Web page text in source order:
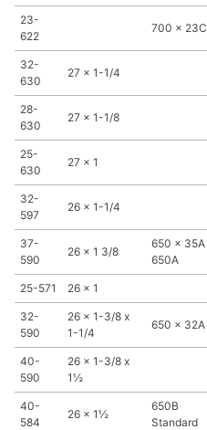
23-
622
700 x 23C
32-
630
27 x 1-1/4
28-
630
27 x 1-1/8
25-
630
27 x 1
32-
597
26 x 1-1/4
37-
590
26 x 1 3/8
650 x 35A
650A
25-571 26 x 1
32-
590
26 x 1-3/8 x
1-1/4
650 x 32A
40-
590
26 x 1-3/8 x
1½
40-
584
26 x 1½
650B
Standard